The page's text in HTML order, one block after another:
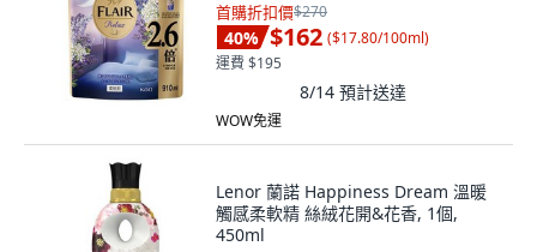
首購折扣價$270
40% $162 ($17.80/100ml)
運費 $195
8/14 預計送達
WOW免運
Lenor 蘭諾 Happiness Dream 溫暖
觸感柔軟精 絲絨花開&花香, 1個,
450ml